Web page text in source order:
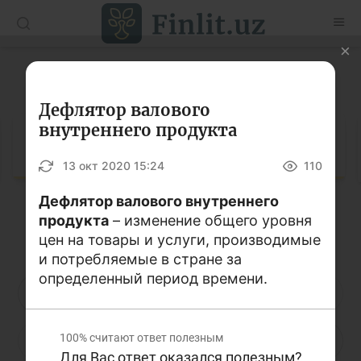
Рус
Статьи
Учебные материалы
Глоссарий
Книги по финансовой грамотности
Видео
Проекты
Фотогалерея
Кириллица Латиница
З И Й
Дефлятор валового
внутреннего продукта
13 окт 2020 15:24 110
Дефлятор валового внутреннего
продукта – изменение общего уровня
цен на товары и услуги, производимые
и потребляемые в стране за
определенный период времени.
100%считают ответ полезным
Для Вас ответ оказался полезным?